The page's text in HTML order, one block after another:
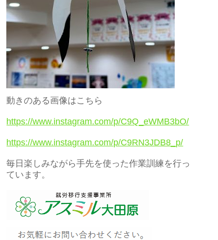
動きのある画像はこちら
https://www.instagram.com/p/C9Q_eWMB3bO/
https://www.instagram.com/p/C9RN3JDB8_p/
毎日楽しみながら手先を使った作業訓練を行っ
ています。